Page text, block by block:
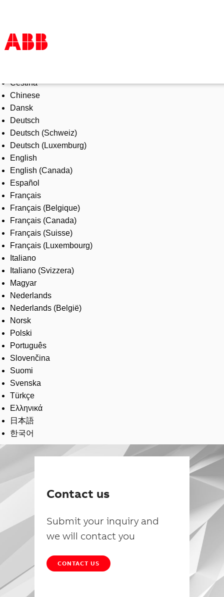
Products & Solutions
Industries
Services
About us
Where to buy
Contact us
Careers
Čeština
Chinese
Dansk
Deutsch
Deutsch (Schweiz)
Deutsch (Luxemburg)
English
English (Canada)
Español
Français
Français (Belgique)
Français (Canada)
Français (Suisse)
Français (Luxembourg)
Italiano
Italiano (Svizzera)
Magyar
Nederlands
Nederlands (België)
Norsk
Polski
Português
Slovenčina
Suomi
Svenska
Türkçe
Ελληνικά
日本語
한국어
Contact us
Submit your inquiry and
we will contact you
CONTACT US